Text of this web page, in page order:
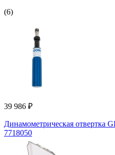
(6)
39 986 ₽
Динамометрическая отвертка
7718050